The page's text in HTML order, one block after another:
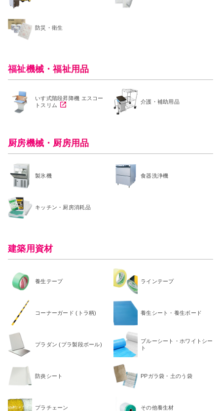
防災・衛生
福祉機械・福祉用品
いす式階段昇降機 エスコー
トスリム
介護・補助用品
厨房機械・厨房用品
製氷機 食器洗浄機
キッチン・厨房消耗品
建築用資材
養生テープ ラインテープ
コーナーガード (トラ柄) 養生シート・養生ボード
プラダン (プラ製段ボール)
ブルーシート・ホワイトシー
ト
防炎シート PPガラ袋・土のう袋
プラチェーン その他養生材